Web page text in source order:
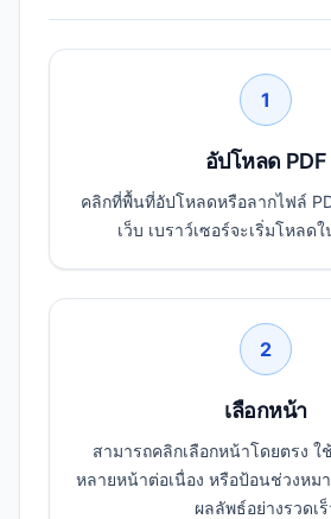
1
อัปโหลด PDF
คลิกที่พื้นที่อัปโหลดหรือลากไฟล์
เว็บ เบราว์เซอร์จะเริ่มโหลด
2
เลือกหน้า
สามารถคลิกเลือกหน้าโดยตรง ใ
หลายหน้าต่อเนื่อง หรือป้อนช่วงหม
ผลลัพธ์อย่างรวดเร็